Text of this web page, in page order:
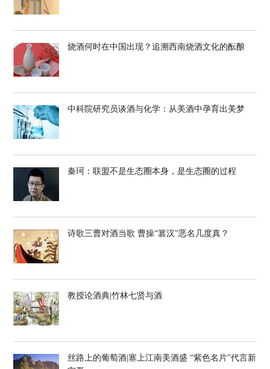
烧酒何时在中国出现？追溯西南烧酒文化的酝酿
中科院研究员谈酒与化学：从美酒中孕育出美梦
秦珂：联盟不是生态圈本身，是生态圈的过程
诗歌三曹对酒当歌 曹操“篡汉”恶名几度真？
教授论酒典|竹林七贤与酒
丝路上的葡萄酒|塞上江南美酒盛 “紫色名片”代言新